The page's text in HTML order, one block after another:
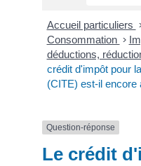
Accueil particuliers
Consommation >
déductions,
crédit d'impôt pour
(CITE) est-il encore
Question-réponse
Le crédit